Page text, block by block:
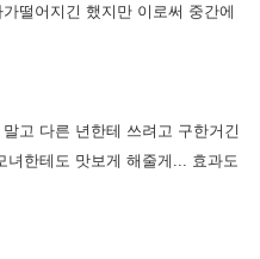
떨어지긴 했지만 이로써 중간에
고 다른 년한테 쓰려고 구한거긴
녀한테도 맛보게 해줄게... 효과도